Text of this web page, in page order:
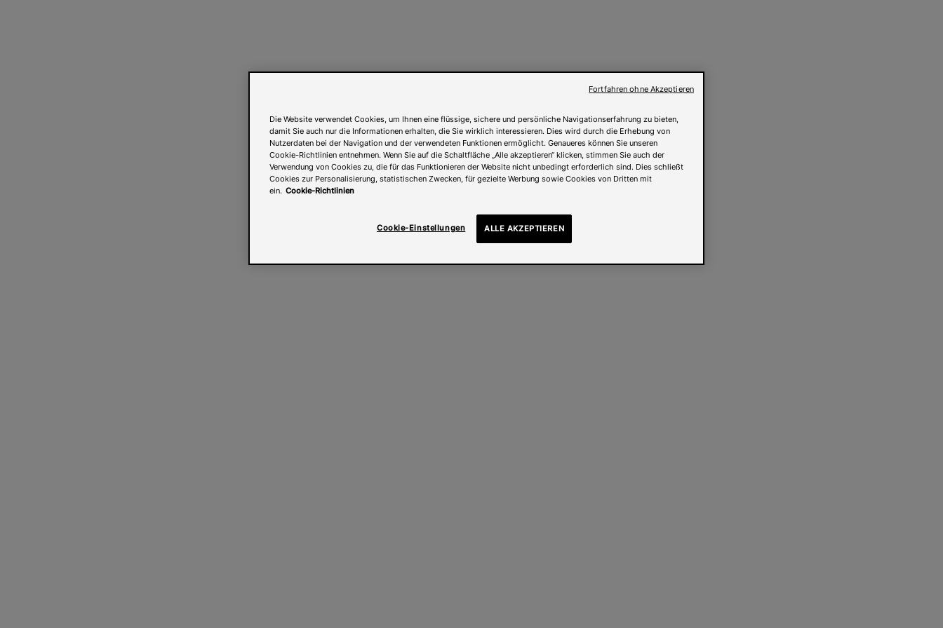
Die Website verwendet Cookies, um Ihnen eine flüssige, sichere und persönliche Navigationserfahrung zu bieten,
damit Sie auch nur die Informationen erhalten, die Sie wirklich interessieren. Dies wird durch die Erhebung von
Nutzerdaten bei der Navigation und der verwendeten Funktionen ermöglicht. Genaueres können Sie unseren
Cookie-Richtlinien entnehmen. Wenn Sie auf die Schaltfläche „Alle akzeptieren“ klicken, stimmen Sie auch der
Verwendung von Cookies zu, die für das Funktionieren der Website nicht unbedingt erforderlich sind. Dies schließt
Cookies zur Personalisierung, statistischen Zwecken, für gezielte Werbung sowie Cookies von Dritten mit
ein. Cookie-Richtlinien
Cookie-Einstellungen ALLE AKZEPTIEREN
Fortfahren ohne Akzeptieren